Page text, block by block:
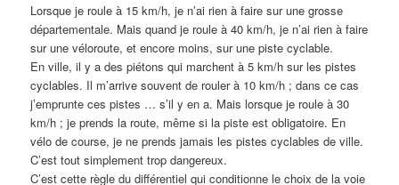
Lorsque je roule à 15 km/h, je n’ai rien à faire sur une grosse
départementale. Mais quand je roule à 40 km/h, je n’ai rien à faire
sur une véloroute, et encore moins, sur une piste cyclable.
En ville, il y a des piétons qui marchent à 5 km/h sur les pistes
cyclables. Il m’arrive souvent de rouler à 10 km/h ; dans ce cas
j’emprunte ces pistes … s’il y en a. Mais lorsque je roule à 30
km/h ; je prends la route, même si la piste est obligatoire. En
vélo de course, je ne prends jamais les pistes cyclables de ville.
C’est tout simplement trop dangereux.
C’est cette règle du différentiel qui conditionne le choix de la voie